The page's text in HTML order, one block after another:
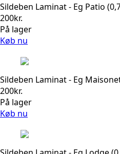
Sildeben Laminat - Eg Patio
200kr.
På lager
Køb nu
Sildeben Laminat - Eg
200kr.
På lager
Køb nu